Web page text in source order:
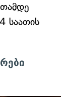
საათის